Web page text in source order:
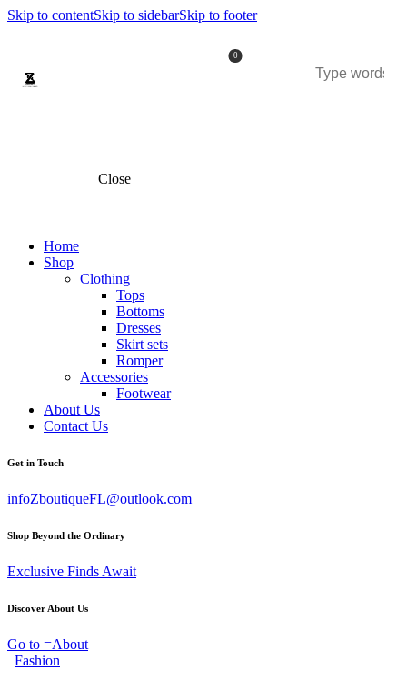
Skip to contentSkip to sidebarSkip to footer
0
Close
Home
Shop
Clothing
Tops
Bottoms
Dresses
Skirt sets
Romper
Accessories
Footwear
About Us
Contact Us
Get in Touch
infoZboutiqueFL@outlook.com
Shop Beyond the Ordinary
Exclusive Finds Await
Discover About Us
Go to =About
Fashion